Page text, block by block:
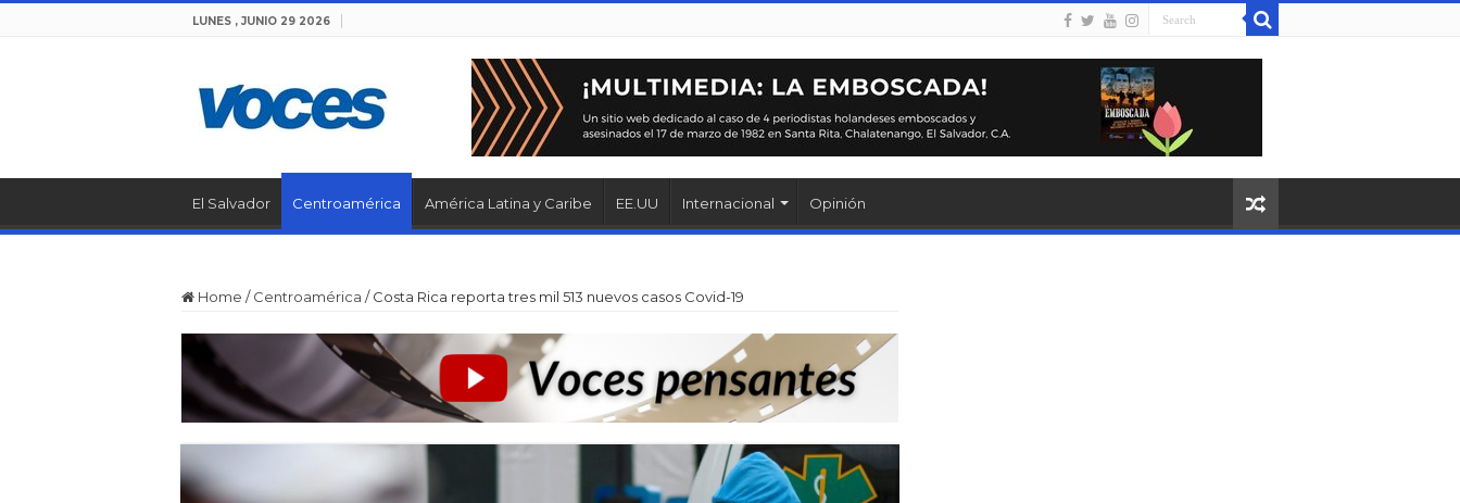
LUNES , JUNIO 29 2026
El Salvador Centroamérica América Latina y Caribe EE.UU Internacional Opinión
Home / Centroamérica / Costa Rica reporta tres mil 513 nuevos casos Covid-19